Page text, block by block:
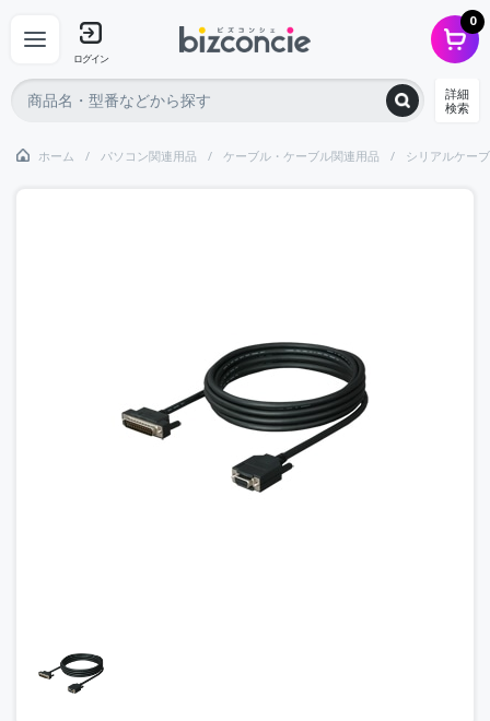
ログイン
0
詳細
検索
ホーム パソコン関連用品 ケーブル・ケーブル関連用品 シリアルケー